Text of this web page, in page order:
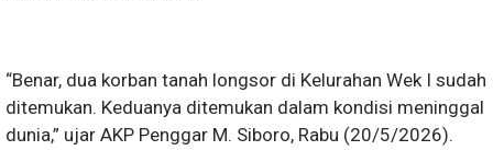
“Benar, dua korban tanah longsor di Kelurahan Wek I sudah
ditemukan. Keduanya ditemukan dalam kondisi meninggal
dunia,” ujar AKP Penggar M. Siboro, Rabu (20/5/2026).